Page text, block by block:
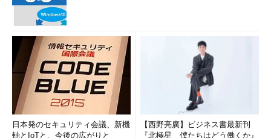
日本発のセキュリティ会議、新機
軸とIoTと、今後の広がりと
【西野亮廣】ビジネス書最新刊
『北極星 僕たちはどう働くか』